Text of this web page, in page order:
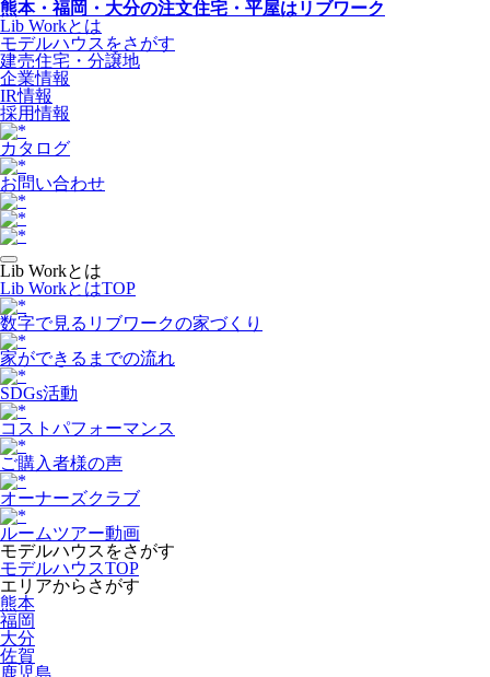
熊本・福岡・大分の注文住宅・平屋はリブワーク
Lib Workとは
モデルハウスをさがす
建売住宅・分譲地
企業情報
IR情報
採用情報
カタログ
お問い合わせ
Lib Workとは
Lib WorkとはTOP
数字で⾒るリブワークの家づくり
家ができるまでの流れ
SDGs活動
コストパフォーマンス
ご購入者様の声
オーナーズクラブ
ルームツアー動画
モデルハウスをさがす
モデルハウスTOP
エリアからさがす
熊本
福岡
大分
佐賀
鹿児島